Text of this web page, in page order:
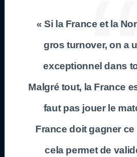
« Si la France et la
gros turnover, on a
exceptionnel dans
Malgré tout, la France
faut pas jouer le
France doit gagner
cela permet de